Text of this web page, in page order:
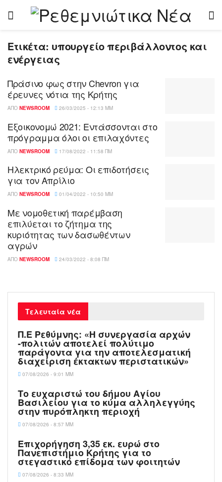
Ετικέτα: υπουργείο περιβάλλοντος και
ενέργειας
Πράσινο φως στην Chevron για
έρευνες νότια της Κρήτης
ΑΠΌ NEWSROOM 26/03/2025 - 12:13 ΜΜ
Εξοικονομώ 2021: Εντάσσονται στο
πρόγραμμα όλοι οι επιλαχόντες
ΑΠΌ NEWSROOM 17/08/2022 - 11:58 ΠΜ
Ηλεκτρικό ρεύμα: Οι επιδοτήσεις
για τον Απρίλιο
ΑΠΌ NEWSROOM 01/04/2022 - 10:50 ΜΜ
Με νομοθετική παρέμβαση
επιλύεται το ζήτημα της
κυριότητας των δασωθέντων
αγρών
ΑΠΌ NEWSROOM 24/03/2022 - 8:08 ΠΜ
Τελευταία νέα
Π.Ε Ρεθύμνης: «Η συνεργασία αρχών
-πολιτών αποτελεί πολύτιμο
παράγοντα για την αποτελεσματική
διαχείριση έκτακτων περιστατικών»
07/08/2026 - 9:01 ΜΜ
Το ευχαριστώ του δήμου Αγίου
Βασιλείου για το κύμα αλληλεγγύης
στην πυρόπληκτη περιοχή
07/08/2026 - 8:57 ΜΜ
Επιχορήγηση 3,35 εκ. ευρώ στο
Πανεπιστήμιο Κρήτης για το
στεγαστικό επίδομα των φοιτητών
07/08/2026 - 8:33 ΜΜ